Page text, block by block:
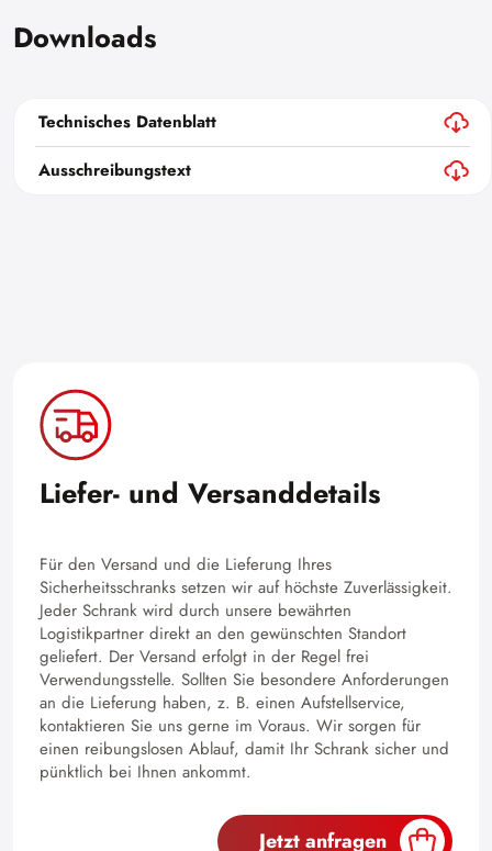
Downloads
Technisches Datenblatt
Ausschreibungstext
Liefer- und Versanddetails
Für den Versand und die Lieferung Ihres
Sicherheitsschranks setzen wir auf höchste Zuverlässigkeit.
Jeder Schrank wird durch unsere bewährten
Logistikpartner direkt an den gewünschten Standort
geliefert. Der Versand erfolgt in der Regel frei
Verwendungsstelle. Sollten Sie besondere Anforderungen
an die Lieferung haben, z. B. einen Aufstellservice,
kontaktieren Sie uns gerne im Voraus. Wir sorgen für
einen reibungslosen Ablauf, damit Ihr Schrank sicher und
pünktlich bei Ihnen ankommt.
Jetzt anfragen